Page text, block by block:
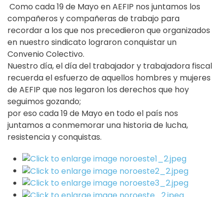
Como cada 19 de Mayo en AEFIP nos juntamos los
compañeros y compañeras de trabajo para
recordar a los que nos precedieron que organizados
en nuestro sindicato lograron conquistar un
Convenio Colectivo.
Nuestro día, el día del trabajador y trabajadora fiscal
recuerda el esfuerzo de aquellos hombres y mujeres
de AEFIP que nos legaron los derechos que hoy
seguimos gozando;
por eso cada 19 de Mayo en todo el país nos
juntamos a conmemorar una historia de lucha,
resistencia y conquistas.